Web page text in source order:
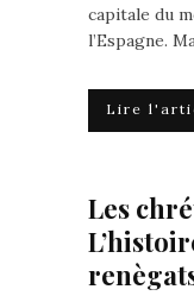
capitale du
l’Espagne.
Lire
Les